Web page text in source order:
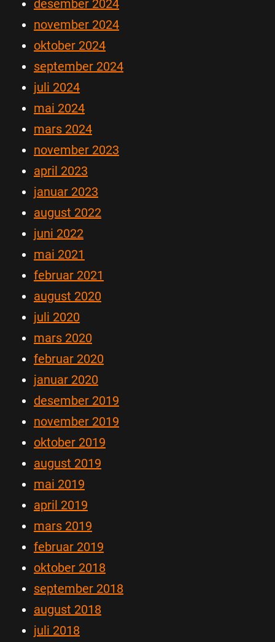
desember 2024
november 2024
oktober 2024
september 2024
juli 2024
mai 2024
mars 2024
november 2023
april 2023
januar 2023
august 2022
juni 2022
mai 2021
februar 2021
august 2020
juli 2020
mars 2020
februar 2020
januar 2020
desember 2019
november 2019
oktober 2019
august 2019
mai 2019
april 2019
mars 2019
februar 2019
oktober 2018
september 2018
august 2018
juli 2018